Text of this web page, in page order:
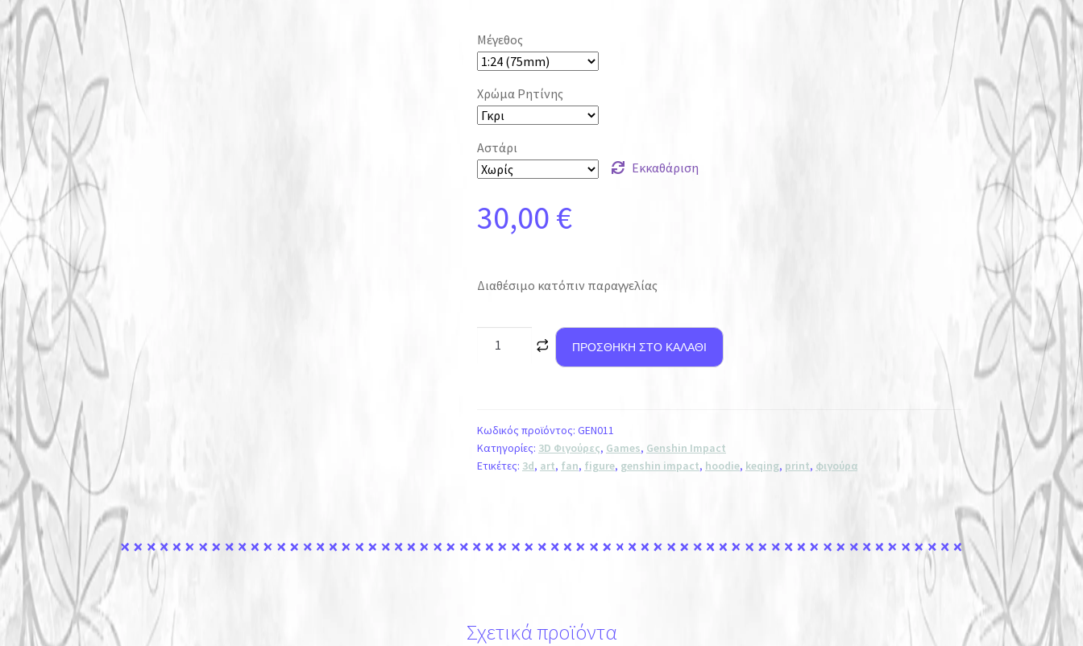
Μέγεθος
Χρώμα Ρητίνης
Αστάρι
Εκκαθάριση
30,00 €
Διαθέσιμο κατόπιν παραγγελίας
ΠΡΟΣΘΉΚΗ ΣΤΟ ΚΑΛΆΘΙ
Κωδικός προϊόντος: GEN011
Κατηγορίες: 3D Φιγούρες, Games, Genshin Impact
Ετικέτες: 3d, art, fan, figure, genshin impact, hoodie, keqing, print, φιγούρα
Σχετικά προϊόντα